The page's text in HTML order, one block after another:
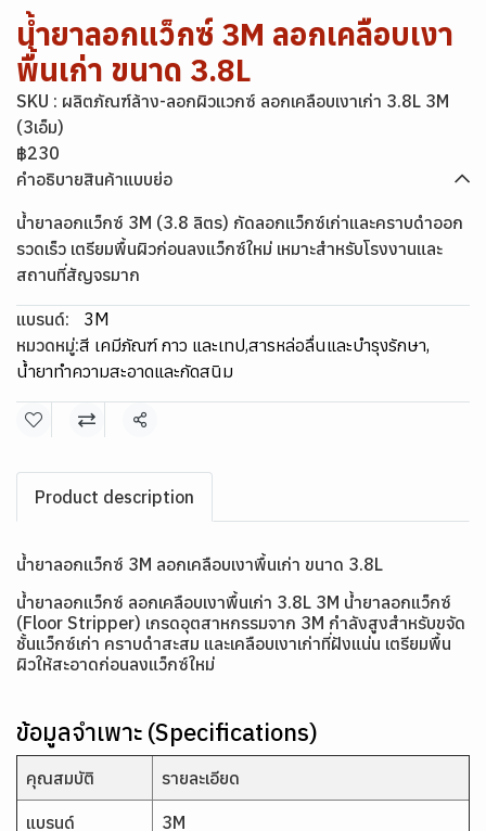
น้ำยาลอกแว็กซ์ 3M ลอกเคลือบเงา
พื้นเก่า ขนาด 3.8L
SKU : ผลิตภัณฑ์ล้าง-ลอกผิวแวกซ์ ลอกเคลือบเงาเก่า 3.8L 3M
(3เอ็ม)
฿230
คำอธิบายสินค้าแบบย่อ
น้ำยาลอกแว็กซ์ 3M (3.8 ลิตร) กัดลอกแว็กซ์เก่าและคราบดำออก
รวดเร็ว เตรียมพื้นผิวก่อนลงแว็กซ์ใหม่ เหมาะสำหรับโรงงานและ
สถานที่สัญจรมาก
แบรนด์:
3M
หมวดหมู่:สี เคมีภัณฑ์ กาว และเทป,สารหล่อลื่นและบำรุงรักษา,
น้ำยาทำความสะอาดและกัดสนิม
แชร์
Product description
น้ำยาลอกแว็กซ์ 3M ลอกเคลือบเงาพื้นเก่า ขนาด 3.8L
น้ำยาลอกแว็กซ์ ลอกเคลือบเงาพื้นเก่า 3.8L 3M น้ำยาลอกแว็กซ์
(Floor Stripper) เกรดอุตสาหกรรมจาก 3M กำลังสูงสำหรับขจัด
ชั้นแว็กซ์เก่า คราบดำสะสม และเคลือบเงาเก่าที่ฝังแน่น เตรียมพื้น
ผิวให้สะอาดก่อนลงแว็กซ์ใหม่
ข้อมูลจำเพาะ (Specifications)
คุณสมบัติ รายละเอียด
แบรนด์ 3M